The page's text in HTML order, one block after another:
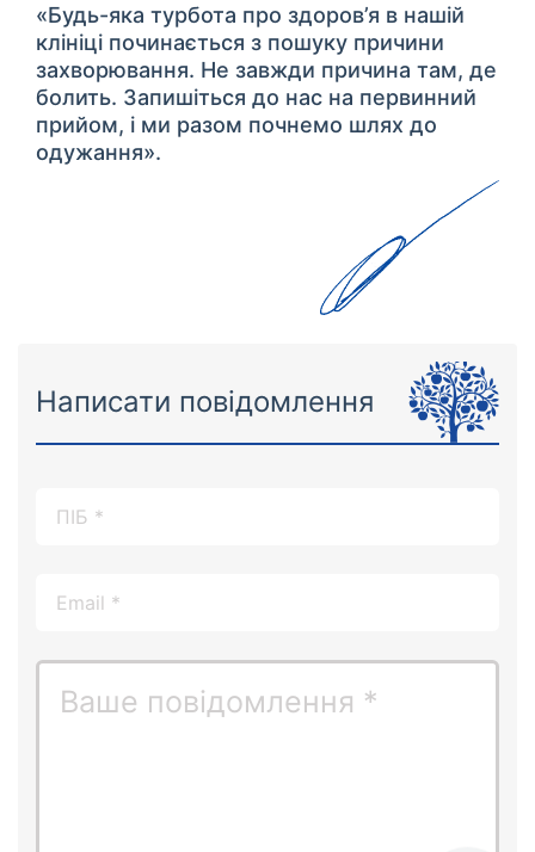
«Будь-яка турбота про здоров’я в нашій
клініці починається з пошуку причини
захворювання. Не завжди причина там, де
болить. Запишіться до нас на первинний
прийом, і ми разом почнемо шлях до
одужання».
Написати повідомлення